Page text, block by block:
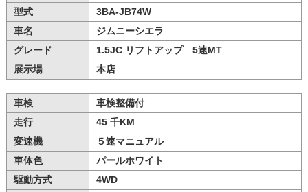
型式
3BA-JB74W
車名
ジムニーシエラ
グレード
1.5JC リフトアップ 5速MT
展示場
本店
車検
車検整備付
走行
45 千KM
変速機
５速マニュアル
車体色
パールホワイト
駆動方式
4WD